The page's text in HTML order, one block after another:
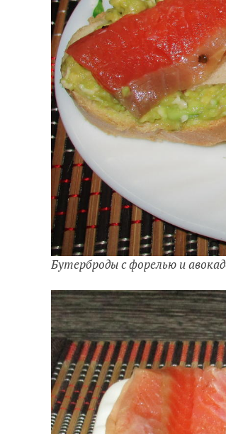
Бутерброды с форелью и